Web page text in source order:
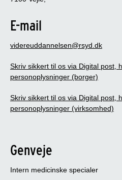
E-mail
videreuddannelsen@rsyd.dk
Skriv sikkert til os via Digital post,
personoplysninger (borger)
Skriv sikkert til os via Digital post,
personoplysninger (virksomhed)
Genveje
Intern medicinske specialer